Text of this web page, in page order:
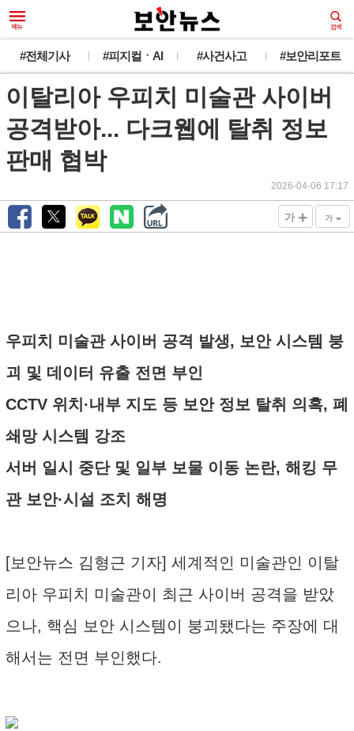
#전체기사 #피지컬ㆍAI #사건사고 #보안리포트
이탈리아 우피치 미술관 사이버
공격받아... 다크웹에 탈취 정보
판매 협박
2026-04-06 17:17
가 + 가 -
우피치 미술관 사이버 공격 발생, 보안 시스템 붕
괴 및 데이터 유출 전면 부인
CCTV 위치·내부 지도 등 보안 정보 탈취 의혹, 폐
쇄망 시스템 강조
서버 일시 중단 및 일부 보물 이동 논란, 해킹 무
관 보안·시설 조치 해명
[보안뉴스 김형근 기자] 세계적인 미술관인 이탈
리아 우피치 미술관이 최근 사이버 공격을 받았
으나, 핵심 보안 시스템이 붕괴됐다는 주장에 대
해서는 전면 부인했다.